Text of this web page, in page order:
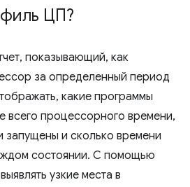
ЦП?
показывающий, как
за определенный период
какие программы
всего процессорного времени,
запущены и сколько времени
состоянии. С помощью
узкие места в